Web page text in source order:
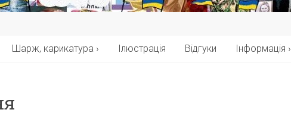
Шарж, карикатура › Ілюстрація Відгуки Інформація ›